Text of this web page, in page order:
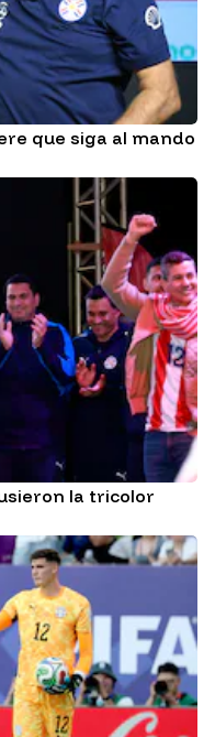
que siga al mando
la tricolor